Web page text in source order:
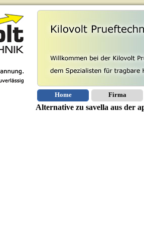
Home Firma
Alternative zu savella aus der